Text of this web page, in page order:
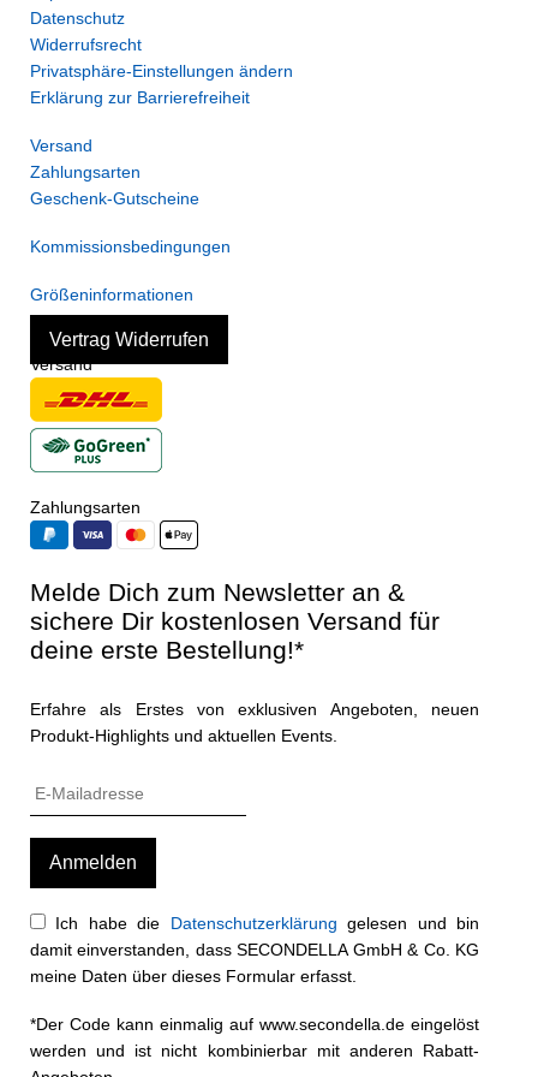
Datenschutz
Widerrufsrecht
Privatsphäre-Einstellungen ändern
Erklärung zur Barrierefreiheit
Versand
Zahlungsarten
Geschenk-Gutscheine
Kommissionsbedingungen
Größeninformationen
Vertrag Widerrufen
Versand
Zahlungsarten
Melde Dich zum Newsletter an &
sichere Dir kostenlosen Versand für
deine erste Bestellung!*
Erfahre als Erstes von exklusiven Angeboten, neuen
Produkt-Highlights und aktuellen Events.
Ich habe die Datenschutzerklärung gelesen und bin
damit einverstanden, dass SECONDELLA GmbH & Co. KG
meine Daten über dieses Formular erfasst.
*Der Code kann einmalig auf www.secondella.de eingelöst
werden und ist nicht kombinierbar mit anderen Rabatt-